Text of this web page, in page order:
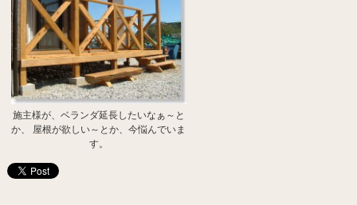
施主様が、ベランダ延長したいなぁ～と
か、 屋根が欲しい～とか、今悩んでいま
す。